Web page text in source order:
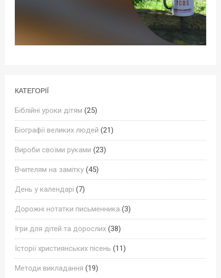
КАТЕГОРІЇ
Біблійні уроки дітям (25)
Біографії великих людей (21)
Вироби своїми руками (23)
Вчителям на замітку (45)
День у календарі (7)
Дорожні нотатки письменника (3)
Ігри для дітей та дорослих (38)
Історії християнських пісень (11)
Методи викладання (19)